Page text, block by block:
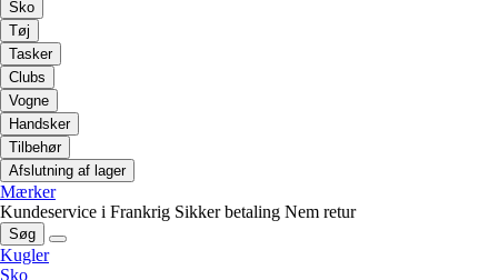
Sko
Tøj
Tasker
Clubs
Vogne
Handsker
Tilbehør
Afslutning af lager
Mærker
Kundeservice i Frankrig Sikker betaling Nem retur
Søg
Kugler
Sko